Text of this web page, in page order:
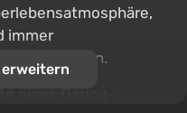
immer
verwandeln.